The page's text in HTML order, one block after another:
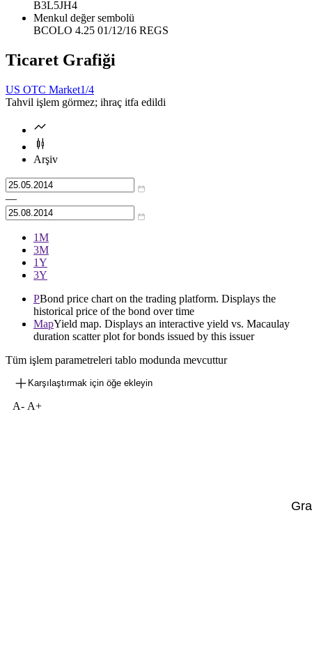
B3L5JH4
Menkul değer sembolü
BCOLO 4.25 01/12/16 REGS
Ticaret Grafiği
US OTC Market1/4
Tahvil işlem görmez; ihraç itfa edildi
Arşiv
—
1М
3М
1Y
3Y
PBond price chart on the trading platform. Displays the
historical price of the bond over time
MapYield map. Displays an interactive yield vs. Macaulay
duration scatter plot for bonds issued by this issuer
Tüm işlem parametreleri tablo modunda mevcuttur
Karşılaştırmak için öğe ekleyin